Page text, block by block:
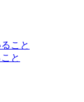
と